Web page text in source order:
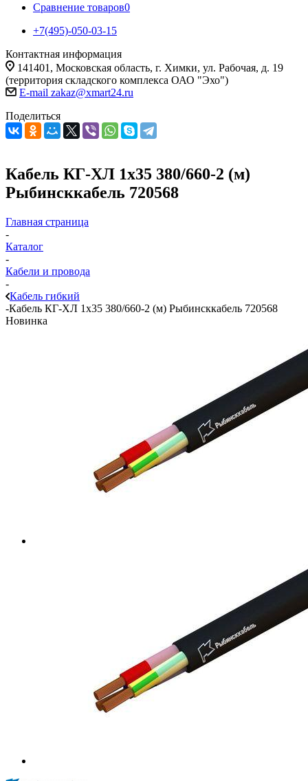
Сравнение товаров0
+7(495)-050-03-15
Контактная информация
141401, Московская область, г. Химки, ул. Рабочая, д. 19
(территория складского комплекса ОАО "Эхо")
E-mail zakaz@xmart24.ru
Поделиться
Кабель КГ-ХЛ 1х35 380/660-2 (м)
Рыбинсккабель 720568
Главная страница
-
Каталог
-
Кабели и провода
-
Кабель гибкий
-Кабель КГ-ХЛ 1х35 380/660-2 (м) Рыбинсккабель 720568
Новинка